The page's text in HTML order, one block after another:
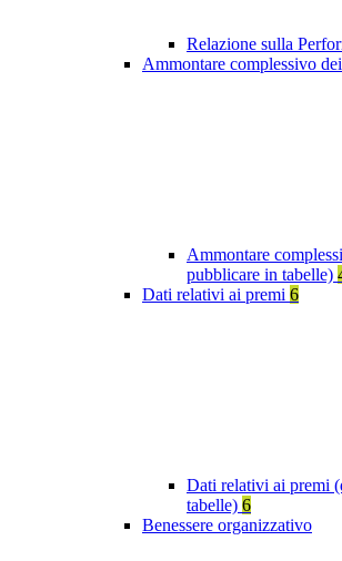
Relazione sulla
Ammontare complessivo
Ammontare
pubblicare in tabelle)
Dati relativi ai premi 6
Dati relativi ai premi
tabelle) 6
Benessere organizzativo